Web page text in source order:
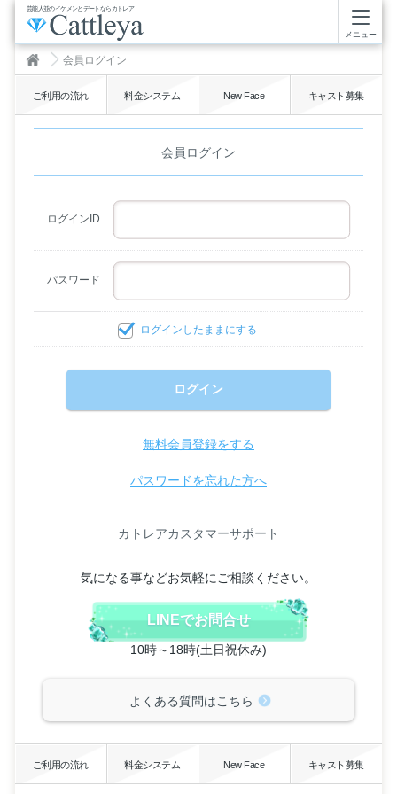
芸能人並のイケメンとデートならカトレア
メニュー
会員ログイン
ご利用の流れ 料金システム New Face キャスト募集
会員ログイン
ログインID
パスワード
ログインしたままにする
無料会員登録をする
パスワードを忘れた方へ
カトレアカスタマーサポート
気になる事などお気軽にご相談ください。
LINEでお問合せ
10時～18時(土日祝休み)
よくある質問はこちら
ご利用の流れ 料金システム New Face キャスト募集